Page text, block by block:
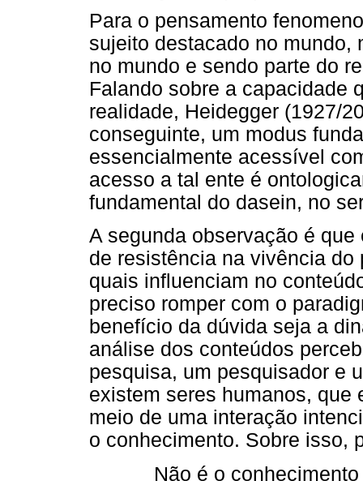
Para o pensamento
sujeito destacado no mundo,
no mundo e sendo parte do
Falando sobre a capacidade
realidade, Heidegger (1927/
conseguinte, um modus
essencialmente acessível
acesso a tal ente é
fundamental do dasein, no
A segunda observação é
de resistência na vivência
quais influenciam no
preciso romper com o
benefício da dúvida seja a
análise dos conteúdos
pesquisa, um pesquisador e
existem seres humanos, que
meio de uma interação
o conhecimento. Sobre isso,
Não é o